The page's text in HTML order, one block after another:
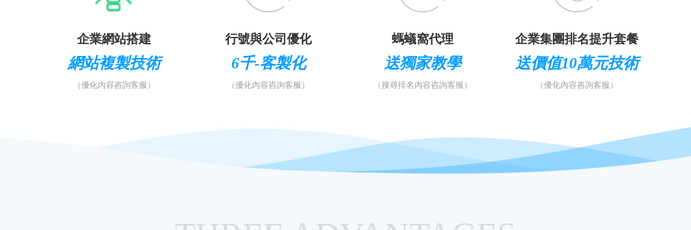
企業網站搭建
網站複製技術
（優化內容咨詢客服）
行號與公司優化
6千-客製化
（優化內容咨詢客服）
螞蟻窩代理
送獨家教學
（搜尋排名內容咨詢客服）
企業集團排名提升套餐
送價值10萬元技術
（優化內容咨詢客服）